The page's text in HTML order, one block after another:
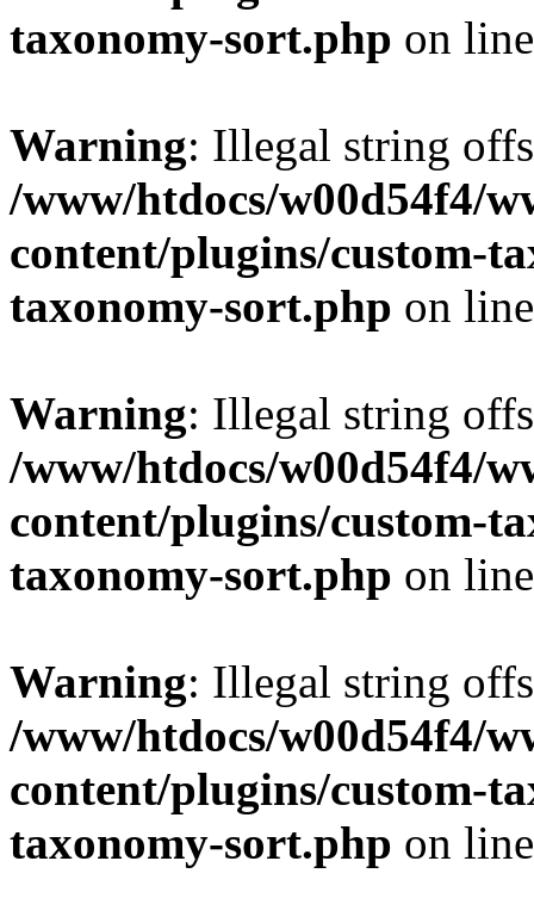
taxonomy-sort.php on
Warning: Illegal string
/www/htdocs/w00d54f4/
content/plugins/custom-
taxonomy-sort.php on
Warning: Illegal string
/www/htdocs/w00d54f4/
content/plugins/custom-
taxonomy-sort.php on
Warning: Illegal string
/www/htdocs/w00d54f4/
content/plugins/custom-
taxonomy-sort.php on